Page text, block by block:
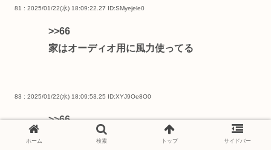
81 : 2025/01/22(水) 18:09:22.27 ID:SMyejele0
>>66
家はオーディオ用に風力使ってる
83 : 2025/01/22(水) 18:09:53.25 ID:XYJ9Oe8O0
>>66
ホーム 検索 トップ サイドバー